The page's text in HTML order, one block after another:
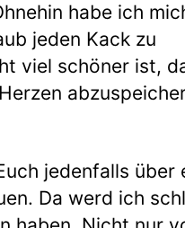
habe ich
jeden Kack zu
viel schöner ist,
jedenfalls über
Da werd ich